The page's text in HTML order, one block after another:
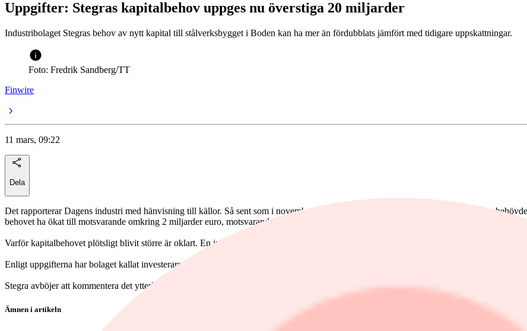
Uppgifter: Stegras kapitalbehov uppges nu överstiga 20 miljarder
Industribolaget Stegras behov av nytt kapital till stålverksbygget i Boden kan ha mer än fördubblats jämfört med tidigare uppskattningar.
Foto: Fredrik Sandberg/TT
Finwire
11 mars, 09:22
Dela
Det rapporterar Dagens industri med hänvisning till källor. Så sent som i november uppgav bolaget att omkring 10 miljarder kronor
behovet ha ökat till motsvarande omkring 2 miljarder euro, motsvarande drygt 20 miljarder kronor.
Varför kapitalbehovet plötsligt blivit större är oklart. En investerare säger till Di att "det är fullkomligt oseriöst. Kaosartat i princip".
Enligt uppgifterna har bolaget kallat investerare till ett nytt möte på onsdagen med kort varsel. Det är oklart vad som står på agendan.
Stegra avböjer att kommentera det ytterligare kapitalbehovet men säger att man räknar med att slutföra finansieringsrundan på 10 miljarder
Ämnen i artikeln